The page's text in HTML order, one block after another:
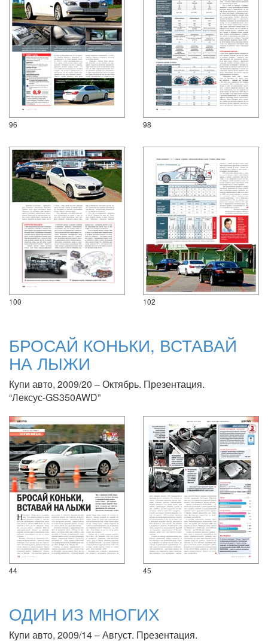
96 98
100 102
БРОСАЙ КОНЬКИ, ВСТАВАЙ
НА ЛЫЖИ
Купи авто, 2009/20 – Октябрь. Презентация.
“Лексус-GS350AWD”
44 45
ОДИН ИЗ МНОГИХ
Купи авто, 2009/14 – Август. Презентация.